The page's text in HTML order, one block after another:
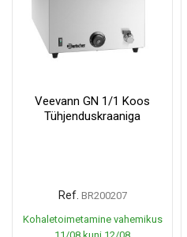
Veevann GN 1/1 Koos
Tühjenduskraaniga
Ref. BR200207
Kohaletoimetamine vahemikus